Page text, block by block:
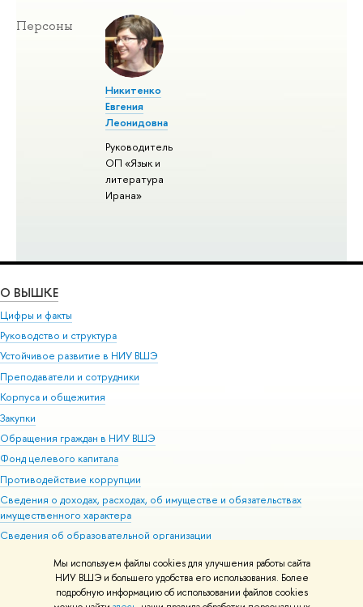
Мы используем файлы cookies для улучшения работы сайта
НИУ ВШЭ и большего удобства его использования. Более
подробную информацию об использовании файлов cookies
Персоны
Никитенко
Евгения
Леонидовна
Руководитель
ОП «Язык и
литература
Ирана»
О ВЫШКЕ
Цифры и факты
Руководство и структура
Устойчивое развитие в НИУ ВШЭ
Преподаватели и сотрудники
Корпуса и общежития
Закупки
Обращения граждан в НИУ ВШЭ
Фонд целевого капитала
Противодействие коррупции
Сведения о доходах, расходах, об имуществе и обязательствах
имущественного характера
Сведения об образовательной организации
Людям с ограниченными возможностями здоровья
Единая платежная страница
Работа в Вышке